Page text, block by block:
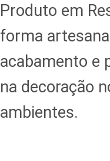
Produto em
forma
acabamento e
na decoração
ambientes.